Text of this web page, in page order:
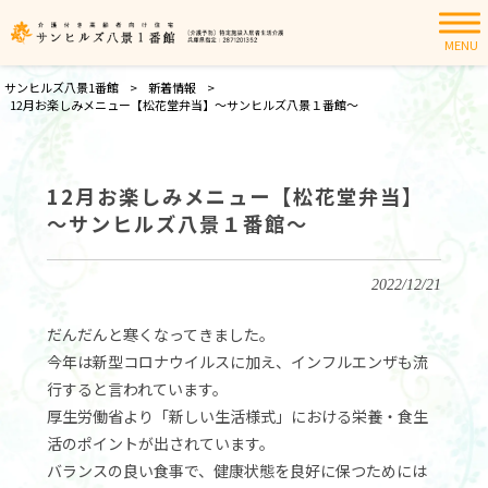
MENU
サンヒルズ八景1番館 > 新着情報
>
12月お楽しみメニュー【松花堂弁当】～サンヒルズ八景１番館～
12月お楽しみメニュー【松花堂弁当】
～サンヒルズ八景１番館～
2022/12/21
だんだんと寒くなってきました。
今年は新型コロナウイルスに加え、インフルエンザも流
行すると言われています。
厚生労働省より「新しい生活様式」における栄養・食生
活のポイントが出されています。
バランスの良い食事で、健康状態を良好に保つためには